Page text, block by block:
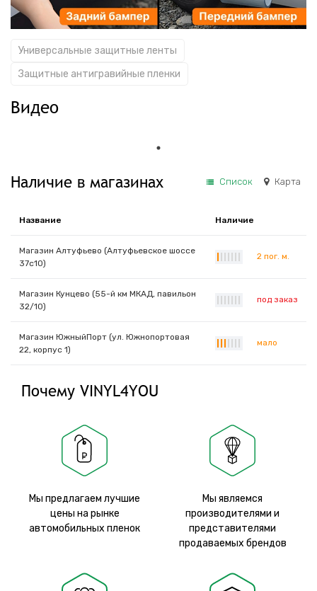
Универсальные защитные ленты
Защитные антигравийные пленки
Видео
Наличие в магазинах Список Карта
Название Наличие
Магазин Алтуфьево (Алтуфьевское шоссе
37с10)
2 пог. м.
Магазин Кунцево (55-й км МКАД, павильон
32/10)
под заказ
Магазин ЮжныйПорт (ул. Южнопортовая
22, корпус 1)
мало
Почему VINYL4YOU
Мы предлагаем лучшие
цены на рынке
автомобильных пленок
Мы являемся
производителями и
представителями
продаваемых брендов